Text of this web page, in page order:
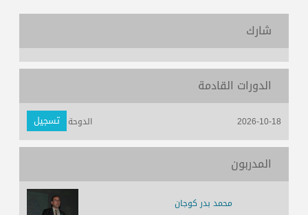
شارك
الدورات القادمة
2026-10-18 الدوحة تسجيل
المدربون
محمد بدر كوجان